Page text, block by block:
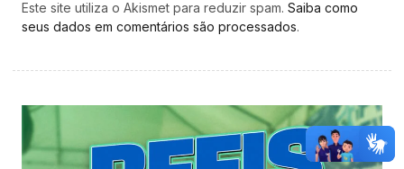
Este site utiliza o Akismet para reduzir spam. Saiba como
seus dados em comentários são processados.